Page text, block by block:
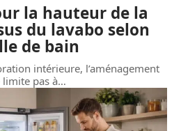
la hauteur de la
du lavabo selon
de bain
intérieure, l’aménagement
limite pas à…